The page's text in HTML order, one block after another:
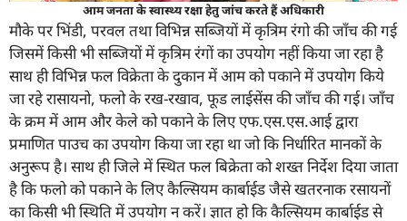
आम जनता के स्वास्थ्य रक्षा हेतु जांच करते हैं अधिकारी
मौके पर भिंडी, परवल तथा विभिन्न सब्जियों में कृत्रिम रंगो की जाँच की गई
जिसमें किसी भी सब्जियों में कृत्रिम रंगों का उपयोग नहीं किया जा रहा है
साथ ही विभिन्न फल विक्रेता के दुकान में आम को पकाने में उपयोग किये
जा रहे रासायनो, फलो के रख-रखाव, फूड लाईसेंस की जाँच की गई। जाँच
के क्रम में आम और केले को पकाने के लिए एफ.एस.एस.आई द्वारा
प्रमाणित पाउच का उपयोग किया जा रहा था जो कि निर्धारित मानकों के
अनुरूप है। साथ ही जिले में स्थित फल बिक्रेता को शख्त निर्देश दिया जाता
है कि फलो को पकाने के लिए कैल्सियम कार्बाईड जैसे खतरनाक रसायनों
का किसी भी स्थिति में उपयोग न करें। ज्ञात हो कि कैल्सियम कार्बाईड से